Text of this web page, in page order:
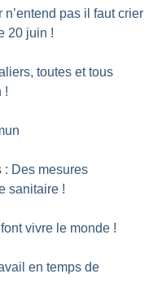
pas il faut crier
20 juin !
toutes et tous
!
: Des mesures
sanitaire !
vivre le monde !
en temps de